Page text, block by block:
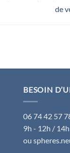
de
BESOIN
06 74 42 57
9h - 12h /
ou